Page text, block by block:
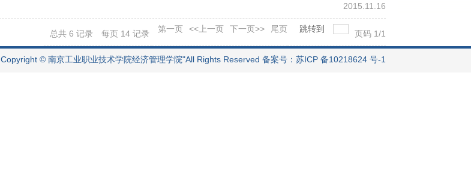
2015.11.16
每页 14 记录
总共 6 记录 第一页 <<上一页 下一页>> 尾页 页码 1/1
跳转到
Copyright © 南京工业职业技术学院经济管理学院"All Rights Reserved 备案号：苏ICP 备10218624 号-1